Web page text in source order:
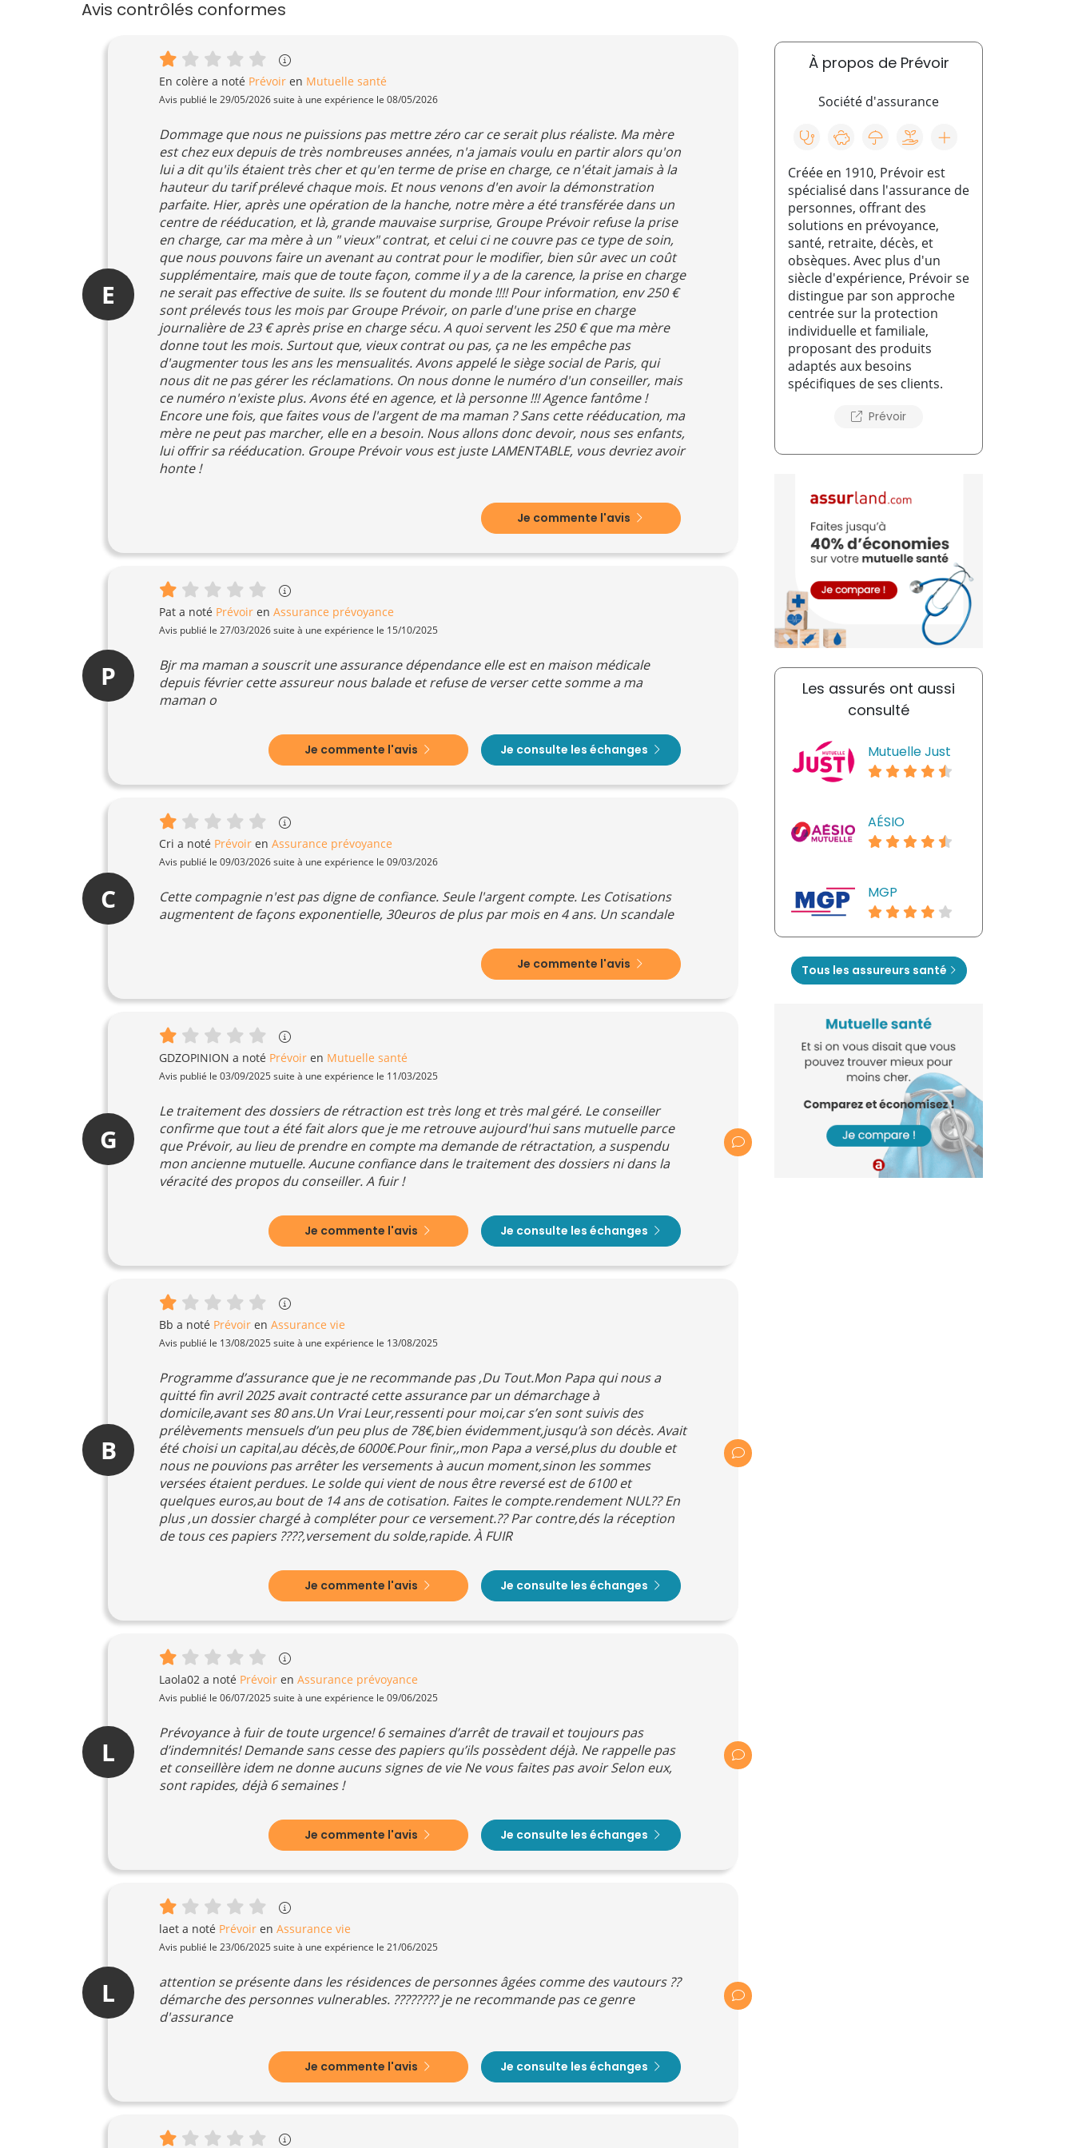
Avis contrôlés conformes
E
En colère a noté Prévoir en Mutuelle santé
Avis publié le 29/05/2026 suite à une expérience le 08/05/2026
Dommage que nous ne puissions pas mettre zéro car ce serait plus réaliste. Ma mère
est chez eux depuis de très nombreuses années, n'a jamais voulu en partir alors qu'on
lui a dit qu'ils étaient très cher et qu'en terme de prise en charge, ce n'était jamais à la
hauteur du tarif prélevé chaque mois. Et nous venons d'en avoir la démonstration
parfaite. Hier, après une opération de la hanche, notre mère a été transférée dans un
centre de rééducation, et là, grande mauvaise surprise, Groupe Prévoir refuse la prise
en charge, car ma mère à un " vieux" contrat, et celui ci ne couvre pas ce type de soin,
que nous pouvons faire un avenant au contrat pour le modifier, bien sûr avec un coût
supplémentaire, mais que de toute façon, comme il y a de la carence, la prise en charge
ne serait pas effective de suite. Ils se foutent du monde !!!! Pour information, env 250 €
sont prélevés tous les mois par Groupe Prévoir, on parle d'une prise en charge
journalière de 23 € après prise en charge sécu. A quoi servent les 250 € que ma mère
donne tout les mois. Surtout que, vieux contrat ou pas, ça ne les empêche pas
d'augmenter tous les ans les mensualités. Avons appelé le siège social de Paris, qui
nous dit ne pas gérer les réclamations. On nous donne le numéro d'un conseiller, mais
ce numéro n'existe plus. Avons été en agence, et là personne !!! Agence fantôme !
Encore une fois, que faites vous de l'argent de ma maman ? Sans cette rééducation, ma
mère ne peut pas marcher, elle en a besoin. Nous allons donc devoir, nous ses enfants,
lui offrir sa rééducation. Groupe Prévoir vous est juste LAMENTABLE, vous devriez avoir
honte !
Je commente l'avis
P
Pat a noté Prévoir en Assurance prévoyance
Avis publié le 27/03/2026 suite à une expérience le 15/10/2025
Bjr ma maman a souscrit une assurance dépendance elle est en maison médicale
depuis février cette assureur nous balade et refuse de verser cette somme a ma
maman o
Je commente l'avis Je consulte les échanges
C
Cri a noté Prévoir en Assurance prévoyance
Avis publié le 09/03/2026 suite à une expérience le 09/03/2026
Cette compagnie n'est pas digne de confiance. Seule l'argent compte. Les Cotisations
augmentent de façons exponentielle, 30euros de plus par mois en 4 ans. Un scandale
Je commente l'avis
G
GDZOPINION a noté Prévoir en Mutuelle santé
Avis publié le 03/09/2025 suite à une expérience le 11/03/2025
Le traitement des dossiers de rétraction est très long et très mal géré. Le conseiller
confirme que tout a été fait alors que je me retrouve aujourd'hui sans mutuelle parce
que Prévoir, au lieu de prendre en compte ma demande de rétractation, a suspendu
mon ancienne mutuelle. Aucune confiance dans le traitement des dossiers ni dans la
véracité des propos du conseiller. A fuir !
Je commente l'avis Je consulte les échanges
B
Bb a noté Prévoir en Assurance vie
Avis publié le 13/08/2025 suite à une expérience le 13/08/2025
Programme d’assurance que je ne recommande pas ,Du Tout.Mon Papa qui nous a
quitté fin avril 2025 avait contracté cette assurance par un démarchage à
domicile,avant ses 80 ans.Un Vrai Leur,ressenti pour moi,car s’en sont suivis des
prélèvements mensuels d’un peu plus de 78€,bien évidemment,jusqu’à son décès. Avait
été choisi un capital,au décès,de 6000€.Pour finir,,mon Papa a versé,plus du double et
nous ne pouvions pas arrêter les versements à aucun moment,sinon les sommes
versées étaient perdues. Le solde qui vient de nous être reversé est de 6100 et
quelques euros,au bout de 14 ans de cotisation. Faites le compte.rendement NUL?? En
plus ,un dossier chargé à compléter pour ce versement.?? Par contre,dés la réception
de tous ces papiers ????,versement du solde,rapide. À FUIR
Je commente l'avis Je consulte les échanges
L
Laola02 a noté Prévoir en Assurance prévoyance
Avis publié le 06/07/2025 suite à une expérience le 09/06/2025
Prévoyance à fuir de toute urgence! 6 semaines d’arrêt de travail et toujours pas
d’indemnités! Demande sans cesse des papiers qu’ils possèdent déjà. Ne rappelle pas
et conseillère idem ne donne aucuns signes de vie Ne vous faites pas avoir Selon eux,
sont rapides, déjà 6 semaines !
Je commente l'avis Je consulte les échanges
L
laet a noté Prévoir en Assurance vie
Avis publié le 23/06/2025 suite à une expérience le 21/06/2025
attention se présente dans les résidences de personnes âgées comme des vautours ??
démarche des personnes vulnerables. ???????? je ne recommande pas ce genre
d'assurance
Je commente l'avis Je consulte les échanges
À propos de Prévoir
Société d'assurance
Créée en 1910, Prévoir est
spécialisé dans l'assurance de
personnes, offrant des
solutions en prévoyance,
santé, retraite, décès, et
obsèques. Avec plus d'un
siècle d'expérience, Prévoir se
distingue par son approche
centrée sur la protection
individuelle et familiale,
proposant des produits
adaptés aux besoins
spécifiques de ses clients.
Prévoir
Les assurés ont aussi
consulté
Mutuelle Just
AÉSIO
MGP
Tous les assureurs santé